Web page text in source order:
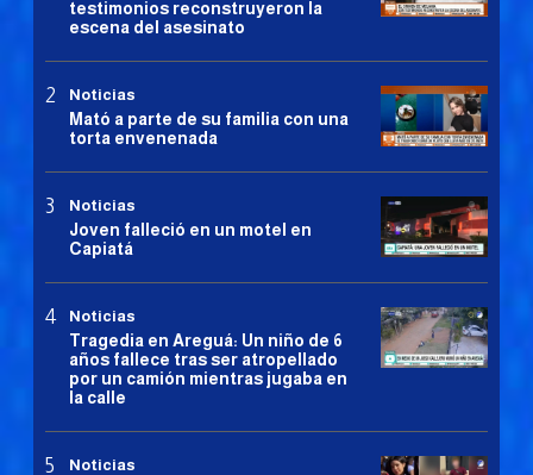
testimonios reconstruyeron la
escena del asesinato
Noticias
Mató a parte de su familia con una
torta envenenada
Noticias
Joven falleció en un motel en
Capiatá
Noticias
Tragedia en Areguá: Un niño de 6
años fallece tras ser atropellado
por un camión mientras jugaba en
la calle
Noticias